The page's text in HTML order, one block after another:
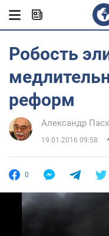
Робость
реформ
Александр
19.01.2016 09:58
0